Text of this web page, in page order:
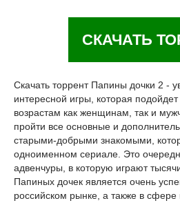
СКАЧАТЬ
Скачать торрент Папины дочки 2 -
интересной игры, которая
возрастам как женщинам, так и
пройти все основные и
старыми-добрыми знакомыми,
одноименном сериале. Это
адвенчуры, в которую играют
Папиных дочек является очень
российском рынке, а также в сфере